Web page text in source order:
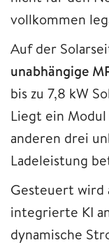
vollkommen
Auf der
unabhängige
bis zu 7,8 kW
Liegt ein
anderen drei
Ladeleistung
Gesteuert wird
integrierte KI
dynamische